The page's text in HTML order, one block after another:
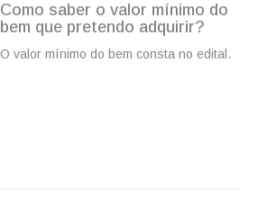
Como saber o valor mínimo do
bem que pretendo adquirir?
O valor mínimo do bem consta no edital.